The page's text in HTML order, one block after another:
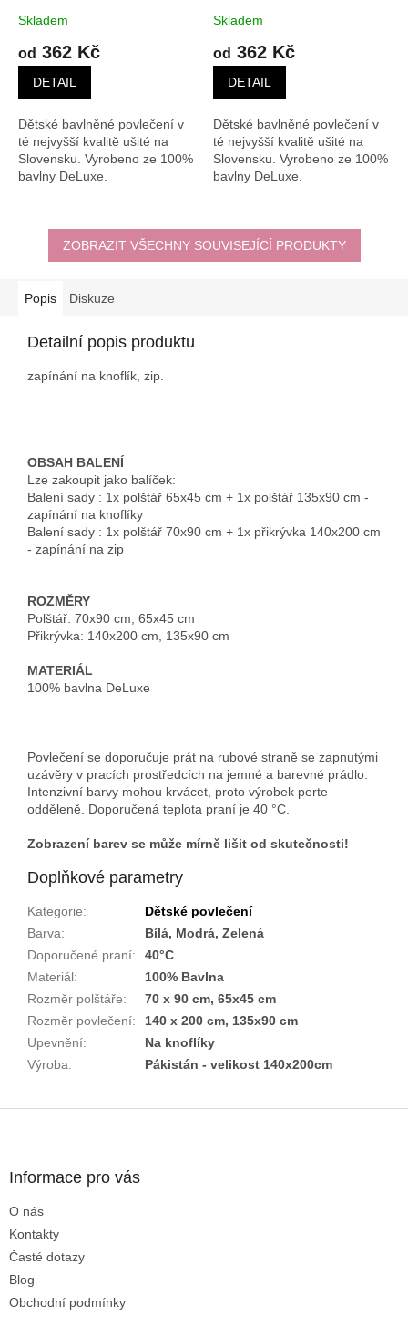
Skladem
od 362 Kč
DETAIL
Dětské bavlněné povlečení v
té nejvyšší kvalitě ušité na
Slovensku. Vyrobeno ze 100%
bavlny DeLuxe.
Skladem
od 362 Kč
DETAIL
Dětské bavlněné povlečení v
té nejvyšší kvalitě ušité na
Slovensku. Vyrobeno ze 100%
bavlny DeLuxe.
ZOBRAZIT VŠECHNY SOUVISEJÍCÍ PRODUKTY
Popis Diskuze
Detailní popis produktu
zapínání na knoflík, zip.
OBSAH BALENÍ
Lze zakoupit jako balíček:
Balení sady : 1x polštář 65x45 cm + 1x polštář 135x90 cm -
zapínání na knoflíky
Balení sady : 1x polštář 70x90 cm + 1x přikrývka 140x200 cm
- zapínání na zip
ROZMĚRY
Polštář: 70x90 cm, 65x45 cm
Přikrývka: 140x200 cm, 135x90 cm
MATERIÁL
100% bavlna DeLuxe
Povlečení se doporučuje prát na rubové straně se zapnutými
uzávěry v pracích prostředcích na jemné a barevné prádlo.
Intenzivní barvy mohou krvácet, proto výrobek perte
odděleně. Doporučená teplota praní je 40 °C.
Zobrazení barev se může mírně lišit od skutečnosti!
Doplňkové parametry
Kategorie:
Dětské povlečení
Barva:
Bílá, Modrá, Zelená
Doporučené praní:
40°C
Materiál:
100% Bavlna
Rozměr polštáře:
70 x 90 cm, 65x45 cm
Rozměr povlečení:
140 x 200 cm, 135x90 cm
Upevnění:
Na knoflíky
Výroba: Pákistán - velikost 140x200cm
Informace pro vás
O nás
Kontakty
Časté dotazy
Blog
Obchodní podmínky